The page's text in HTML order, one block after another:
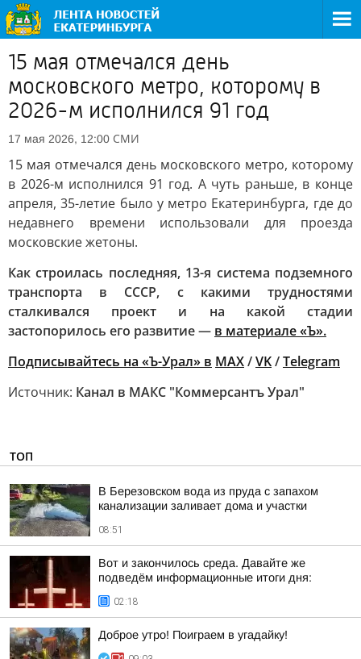
15 мая отмечался день
московского метро, которому в
2026-м исполнился 91 год
17 мая 2026, 12:00 СМИ
15 мая отмечался день московского метро, которому
в 2026-м исполнился 91 год. А чуть раньше, в конце
апреля, 35-летие было у метро Екатеринбурга, где до
недавнего времени использовали для проезда
московские жетоны.
Как строилась последняя, 13-я система подземного
транспорта в СССР, с какими трудностями
сталкивался проект и на какой стадии
застопорилось его развитие — в материале «Ъ».
Подписывайтесь на «Ъ-Урал» в MAX/VK/Telegram
Источник: Канал в МАКС "Коммерсантъ Урал"
ТОП
В Березовском вода из пруда с запахом
канализации заливает дома и участки
08:51
Вот и закончилось среда. Давайте же
подведём информационные итоги дня:
02:18
Доброе утро! Поиграем в угадайку!